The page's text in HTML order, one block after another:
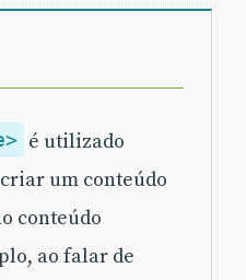
é utilizado
um conteúdo
conteúdo
ao falar de